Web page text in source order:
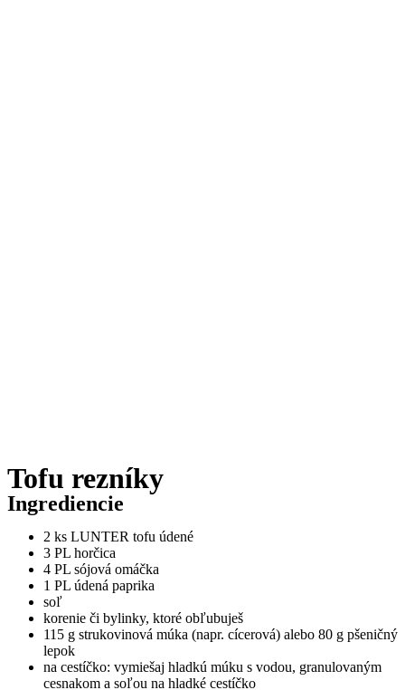
Tofu rezníky
Ingrediencie
2 ks LUNTER tofu údené
3 PL horčica
4 PL sójová omáčka
1 PL údená paprika
soľ
korenie či bylinky, ktoré obľubuješ
115 g strukovinová múka (napr. cícerová) alebo 80 g pšeničný
lepok
na cestíčko: vymiešaj hladkú múku s vodou, granulovaným
cesnakom a soľou na hladké cestíčko